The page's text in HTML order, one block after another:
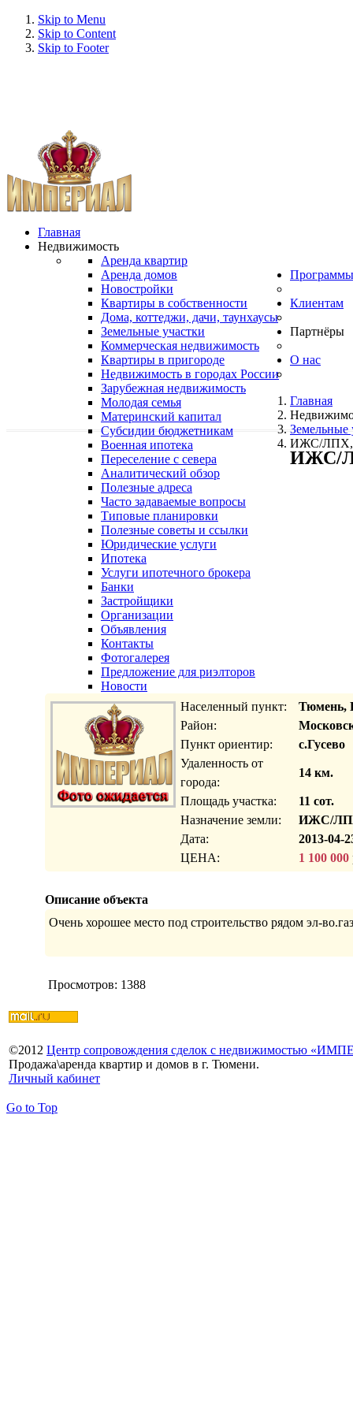
Skip to Menu
Skip to Content
Skip to Footer
Главная
Недвижимость
Аренда квартир
Аренда домов
Новостройки
Квартиры в собственности
Дома, коттеджи, дачи, таунхаусы
Земельные участки
Коммерческая недвижимость
Квартиры в пригороде
Недвижимость в городах России
Зарубежная недвижимость
Программы
Молодая семья
Материнский капитал
Субсидии бюджетникам
Военная ипотека
Переселение с севера
Клиентам
Аналитический обзор
Полезные адреса
Часто задаваемые вопросы
Типовые планировки
Полезные советы и ссылки
Юридические услуги
Ипотека
Услуги ипотечного брокера
Партнёры
Банки
Застройщики
Организации
О нас
Объявления
Контакты
Фотогалерея
Предложение для риэлторов
Новости
Главная
Земельные
ИЖС/ЛПХ,
ИЖС/
Населенный пункт:
Тюмень,
Район:
Пункт ориентир:
с.Гусево
Удаленность от
города:
14 км.
Площадь участка:
11 сот.
Назначение земли:
ИЖС/
Дата:
2013-04-
ЦЕНА:
1 100 000
Описание объекта
Очень хорошее место под строительство рядом эл-
Просмотров: 1388
©2012 Центр сопровождения сделок с недвижимостью
Продажа\аренда квартир и домов в г. Тюмени.
Личный кабинет
Go to Top